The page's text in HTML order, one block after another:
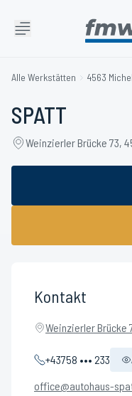
Alle Werkstätten 4563
SPATT
Weinzierler Brücke 73,
Kontakt
Weinzierler Brücke
+43758 ••• 233
office@autohaus-